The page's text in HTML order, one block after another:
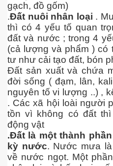
gạch, đồ gốm)
.Đất nuôi nhân loại .
thì có 4 yếu tố quan
đất và nước ; trong 4
(cả lượng và phẩm ) có
tư như cải tạo đất, bón
Đất sản xuất và chứa
đời sống ( đạm, lân,
nguyên tố vi lượng ..) ,
. Các xã hội loài người
tồn vì không có đất
động vật
.Đất là một thành
kỳ nước. Nước mưa
về nước ngọt. Một
P 200-201